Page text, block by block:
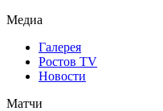
Медиа
Галерея
Ростов TV
Новости
Матчи